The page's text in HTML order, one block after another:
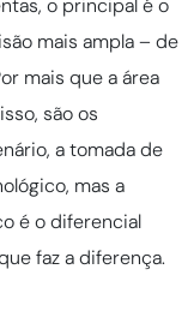
o principal é o
mais ampla – de
mais que a área
são os
a tomada de
mas a
é o diferencial
faz a diferença.